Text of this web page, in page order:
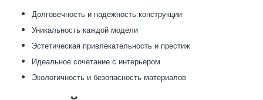
Долговечность и надежность конструкции
Уникальность каждой модели
Эстетическая привлекательность и престиж
Идеальное сочетание с интерьером
Экологичность и безопасность материалов